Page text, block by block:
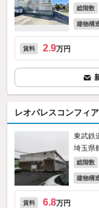
総階数
建物構
賃料 2.9万円
レオパレスコンフィ
東武鉄
埼玉県
総階数
建物構
賃料 6.8万円